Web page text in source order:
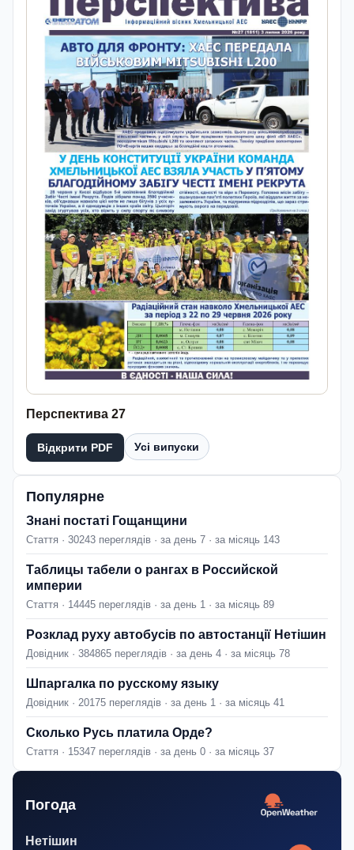
Перспектива 27
Відкрити PDF Усі випуски
Популярне
Знані постаті Гощанщини
Стаття · 30243 переглядів · за день 7 · за місяць 143
Таблицы табели о рангах в Российской
империи
Стаття · 14445 переглядів · за день 1 · за місяць 89
Розклад руху автобусів по автостанції Нетішин
Довідник · 384865 переглядів · за день 4 · за місяць 78
Шпаргалка по русскому языку
Довідник · 20175 переглядів · за день 1 · за місяць 41
Сколько Русь платила Орде?
Стаття · 15347 переглядів · за день 0 · за місяць 37
Погода
Нетішин